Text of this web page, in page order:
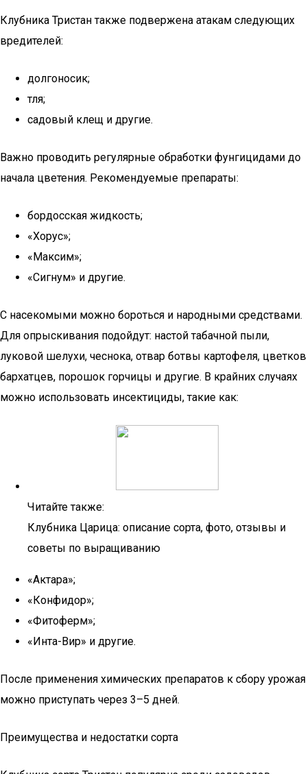
Клубника Тристан также подвержена атакам следующих
вредителей:
долгоносик;
тля;
садовый клещ и другие.
Важно проводить регулярные обработки фунгицидами до
начала цветения. Рекомендуемые препараты:
бордосская жидкость;
«Хорус»;
«Максим»;
«Сигнум» и другие.
С насекомыми можно бороться и народными средствами.
Для опрыскивания подойдут: настой табачной пыли,
луковой шелухи, чеснока, отвар ботвы картофеля, цветков
бархатцев, порошок горчицы и другие. В крайних случаях
можно использовать инсектициды, такие как:
Читайте также:
Клубника Царица: описание сорта, фото, отзывы и
советы по выращиванию
«Актара»;
«Конфидор»;
«Фитоферм»;
«Инта-Вир» и другие.
После применения химических препаратов к сбору урожая
можно приступать через 3–5 дней.
Преимущества и недостатки сорта